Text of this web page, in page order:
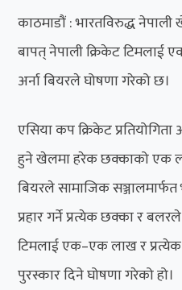
काठमाडौं : भारतविरुद्ध
बापत् नेपाली क्रिकेट टिमलाई
अर्ना बियरले घोषणा गरेको छ।
एसिया कप क्रिकेट
हुने खेलमा हरेक छक्काको एक
बियरले सामाजिक
प्रहार गर्ने प्रत्येक छक्का र
टिमलाई एक–एक लाख र
पुरस्कार दिने घोषणा गरेको हो।